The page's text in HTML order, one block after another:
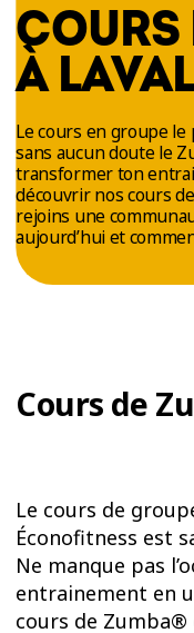
À
Le cours en groupe
sans aucun doute le
transformer ton
découvrir nos cours
rejoins une
aujourd’hui et
Cours de
Le cours de
Éconofitness est
Ne manque pas
entrainement en
cours de Zumba®